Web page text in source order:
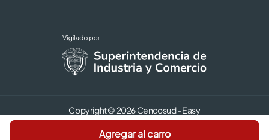
Agregar al carro
Copyright © 2026 Cencosud - Easy
Términos y Condiciones |
Seguridad y Privacidad |